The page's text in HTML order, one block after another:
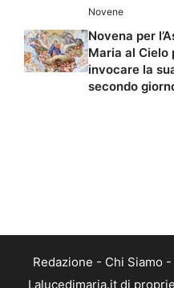
Novene
Novena per
Maria al Cielo
invocare la
secondo
Redazione - Chi Siamo -
Lalucedimaria.it di